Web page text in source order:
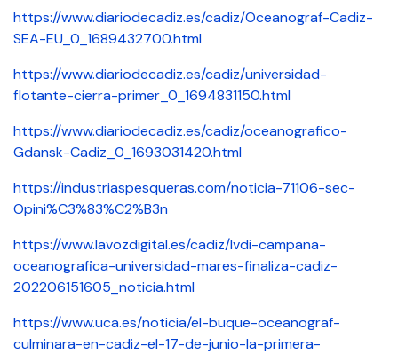
https://www.diariodecadiz.es/cadiz/Oceanograf-Cadiz-
SEA-EU_0_1689432700.html
https://www.diariodecadiz.es/cadiz/universidad-
flotante-cierra-primer_0_1694831150.html
https://www.diariodecadiz.es/cadiz/oceanografico-
Gdansk-Cadiz_0_1693031420.html
https://industriaspesqueras.com/noticia-71106-sec-
Opini%C3%83%C2%B3n
https://www.lavozdigital.es/cadiz/lvdi-campana-
oceanografica-universidad-mares-finaliza-cadiz-
202206151605_noticia.html
https://www.uca.es/noticia/el-buque-oceanograf-
culminara-en-cadiz-el-17-de-junio-la-primera-